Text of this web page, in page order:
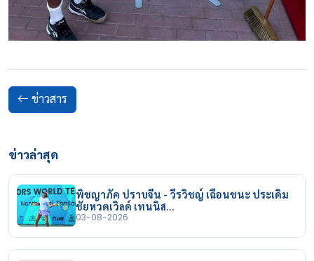
ข่าวสาร
ข่าวล่าสุด
พิชญาภัค ปราบจีน - วีรวิชญ์ เฉือนชนะ ประเดิม
ชัยหวดเวิลด์ เทนนิส…
03-08-2026